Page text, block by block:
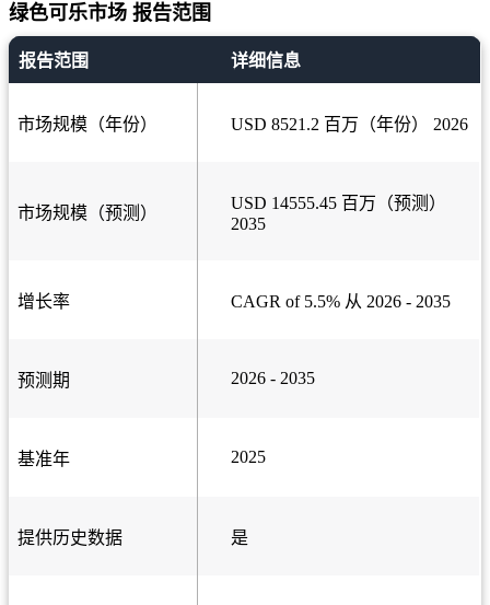
绿色可乐市场 报告范围
报告范围 详细信息
市场规模（年份） USD 8521.2 百万（年份） 2026
市场规模（预测）
USD 14555.45 百万（预测）
2035
增长率 CAGR of 5.5% 从 2026 - 2035
预测期 2026 - 2035
基准年 2025
提供历史数据 是